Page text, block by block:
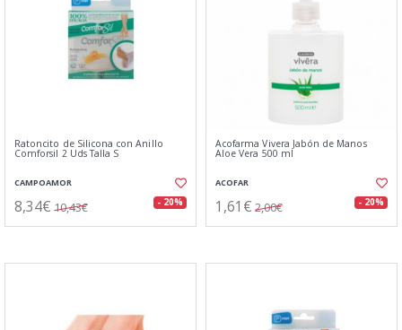
Ratoncito de Silicona con Anillo
Comforsil 2 Uds Talla S
CAMPOAMOR
8,34€ 10,43€ - 20%
Acofarma Vivera Jabón de Manos
Aloe Vera 500 ml
ACOFAR
1,61€ 2,00€ - 20%